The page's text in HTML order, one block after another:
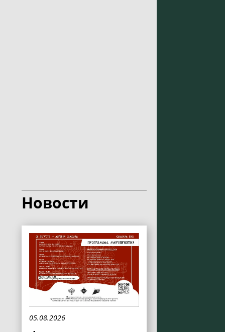
Новости
05.08.2026